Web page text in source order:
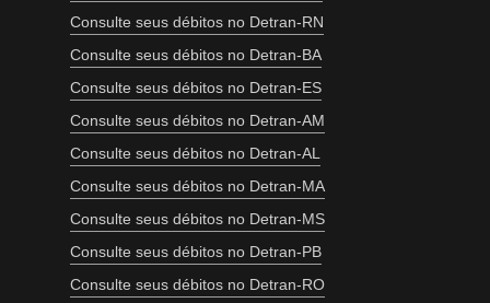
Consulte seus débitos no Detran-RN
Consulte seus débitos no Detran-BA
Consulte seus débitos no Detran-ES
Consulte seus débitos no Detran-AM
Consulte seus débitos no Detran-AL
Consulte seus débitos no Detran-MA
Consulte seus débitos no Detran-MS
Consulte seus débitos no Detran-PB
Consulte seus débitos no Detran-RO